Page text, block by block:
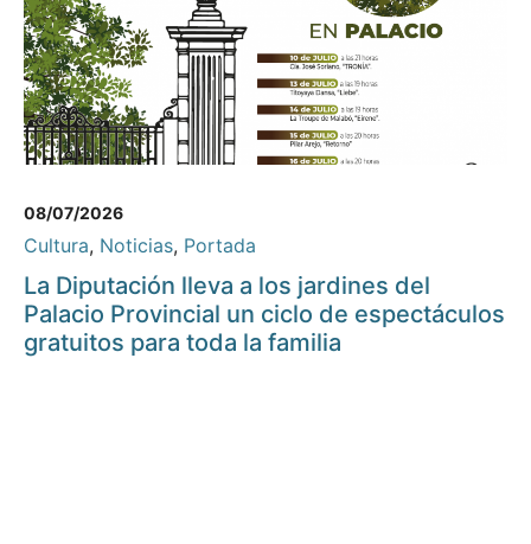
08/07/2026
Cultura, Noticias, Portada
La Diputación lleva a los jardines del
Palacio Provincial un ciclo de espectáculos
gratuitos para toda la familia